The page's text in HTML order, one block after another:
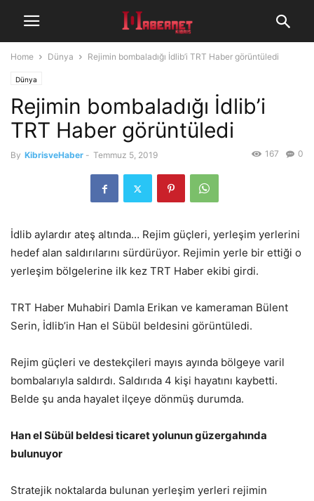
Home Dünya Rejimin bombaladığı İdlib’i TRT Haber görüntüledi
Dünya
Rejimin bombaladığı İdlib’i
TRT Haber görüntüledi
By KibrisveHaber - Temmuz 5, 2019 0
167
İdlib aylardır ateş altında… Rejim güçleri, yerleşim yerlerini
hedef alan saldırılarını sürdürüyor. Rejimin yerle bir ettiği o
yerleşim bölgelerine ilk kez TRT Haber ekibi girdi.
TRT Haber Muhabiri Damla Erikan ve kameraman Bülent
Serin, İdlib’in Han el Sübül beldesini görüntüledi.
Rejim güçleri ve destekçileri mayıs ayında bölgeye varil
bombalarıyla saldırdı. Saldırıda 4 kişi hayatını kaybetti.
Belde şu anda hayalet ilçeye dönmüş durumda.
Han el Sübül beldesi ticaret yolunun güzergahında
bulunuyor
Stratejik noktalarda bulunan yerleşim yerleri rejimin